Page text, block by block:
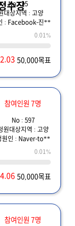
수장
No : 25
대상지역 : 고양
: Facebook-진**
0.01%
50,000목표
참여인원 7명
No : 597
원대상지역 : 고양
원인 : Naver-to**
0.01%
50,000목표
참여인원 7명